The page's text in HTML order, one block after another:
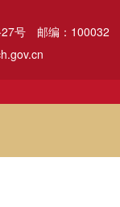
号
邮编：100032